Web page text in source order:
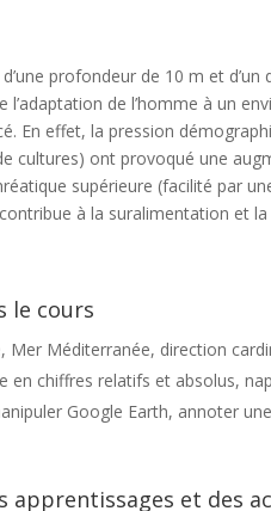
profondeur de 10 m et
de l’homme à un
En effet, la pression
cultures) ont provoqué une
supérieure (facilité par
à la suralimentation et
le cours
Mer Méditerranée, direction
en chiffres relatifs et absolus,
Google Earth, annoter
apprentissages et des